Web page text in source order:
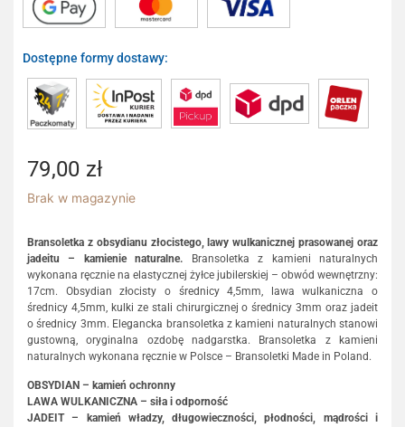
Dostępne formy dostawy:
79,00 zł
Brak w magazynie
Bransoletka z obsydianu złocistego, lawy wulkanicznej prasowanej oraz
jadeitu – kamienie naturalne. Bransoletka z kamieni naturalnych
wykonana ręcznie na elastycznej żyłce jubilerskiej – obwód wewnętrzny:
17cm. Obsydian złocisty o średnicy 4,5mm, lawa wulkaniczna o
średnicy 4,5mm, kulki ze stali chirurgicznej o średnicy 3mm oraz jadeit
o średnicy 3mm. Elegancka bransoletka z kamieni naturalnych stanowi
gustowną, oryginalna ozdobę nadgarstka. Bransoletka z kamieni
naturalnych wykonana ręcznie w Polsce – Bransoletki Made in Poland.
OBSYDIAN – kamień ochronny
LAWA WULKANICZNA – siła i odporność
JADEIT – kamień władzy, długowieczności, płodności, mądrości i